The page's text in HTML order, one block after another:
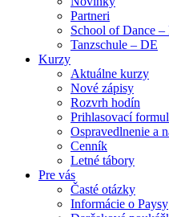
Partneri
School of Dance –
Tanzschule – DE
Kurzy
Aktuálne kurzy
Nové zápisy
Rozvrh hodín
Prihlasovací
Ospravedlnenie a
Cenník
Letné tábory
Pre vás
Časté otázky
Informácie o Paysy